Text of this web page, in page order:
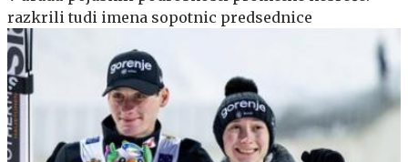
razkrili tudi imena sopotnic predsednice